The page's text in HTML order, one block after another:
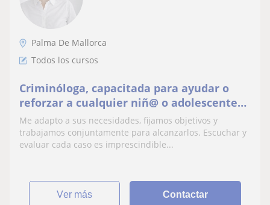
Palma De Mallorca
Todos los cursos
Criminóloga, capacitada para ayudar o
reforzar a cualquier niñ@ o adolescente
con sus estudios.
Me adapto a sus necesidades, fijamos objetivos y
trabajamos conjuntamente para alcanzarlos. Escuchar y
evaluar cada caso es imprescindible...
ver más Contactar